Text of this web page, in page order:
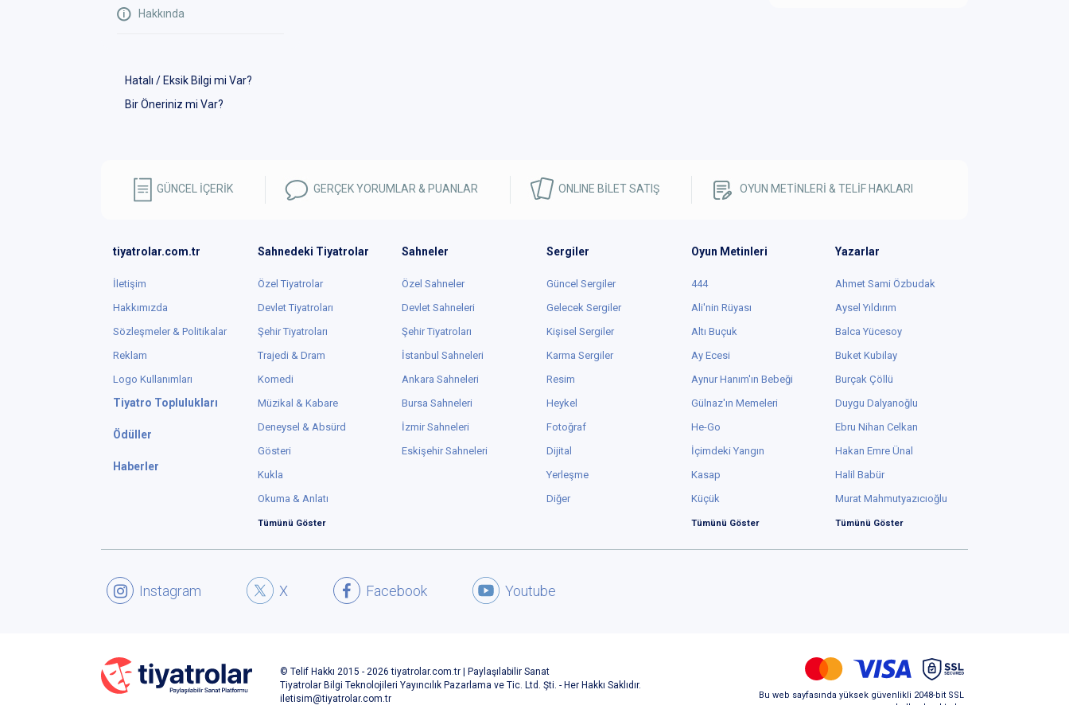
Hakkında
Hatalı / Eksik Bilgi mi Var?
Bir Öneriniz mi Var?
GÜNCEL İÇERİK GERÇEK YORUMLAR & PUANLAR ONLINE BİLET SATIŞ OYUN METİNLERİ & TELİF HAKLARI
tiyatrolar.com.tr
İletişim
Hakkımızda
Sözleşmeler & Politikalar
Reklam
Logo Kullanımları
Tiyatro Toplulukları
Ödüller
Haberler
Sahnedeki Tiyatrolar
Özel Tiyatrolar
Devlet Tiyatroları
Şehir Tiyatroları
Trajedi & Dram
Komedi
Müzikal & Kabare
Deneysel & Absürd
Gösteri
Kukla
Okuma & Anlatı
Tümünü Göster
Sahneler
Özel Sahneler
Devlet Sahneleri
Şehir Tiyatroları
İstanbul Sahneleri
Ankara Sahneleri
Bursa Sahneleri
İzmir Sahneleri
Eskişehir Sahneleri
Sergiler
Güncel Sergiler
Gelecek Sergiler
Kişisel Sergiler
Karma Sergiler
Resim
Heykel
Fotoğraf
Dijital
Yerleşme
Diğer
Oyun Metinleri
444
Ali'nin Rüyası
Altı Buçuk
Ay Ecesi
Aynur Hanım'ın Bebeği
Gülnaz'ın Memeleri
He-Go
İçimdeki Yangın
Kasap
Küçük
Tümünü Göster
Yazarlar
Ahmet Sami Özbudak
Aysel Yıldırım
Balca Yücesoy
Buket Kubilay
Burçak Çöllü
Duygu Dalyanoğlu
Ebru Nihan Celkan
Hakan Emre Ünal
Halil Babür
Murat Mahmutyazıcıoğlu
Tümünü Göster
Youtube
Facebook
X
Instagram
© Telif Hakkı 2015 - 2026 tiyatrolar.com.tr | Paylaşılabilir Sanat
Tiyatrolar Bilgi Teknolojileri Yayıncılık Pazarlama ve Tic. Ltd. Şti. - Her Hakkı Saklıdır.
iletisim@tiyatrolar.com.tr
Bu web sayfasında yüksek güvenlikli 2048-bit SSL
kullanılmaktadır.